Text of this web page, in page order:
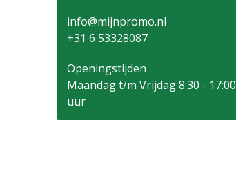
info@mijnpromo.nl
+31 6 53328087
Openingstijden
Maandag t/m Vrijdag 8:30 - 17:00
uur